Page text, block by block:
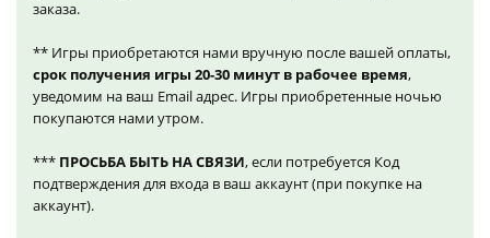
заказа.
** Игры приобретаются нами вручную после вашей оплаты,
срок получения игры 20-30 минут в рабочее время,
уведомим на ваш Email адрес. Игры приобретенные ночью
покупаются нами утром.
*** ПРОСЬБА БЫТЬ НА СВЯЗИ, если потребуется Код
подтверждения для входа в ваш аккаунт (при покупке на
аккаунт).